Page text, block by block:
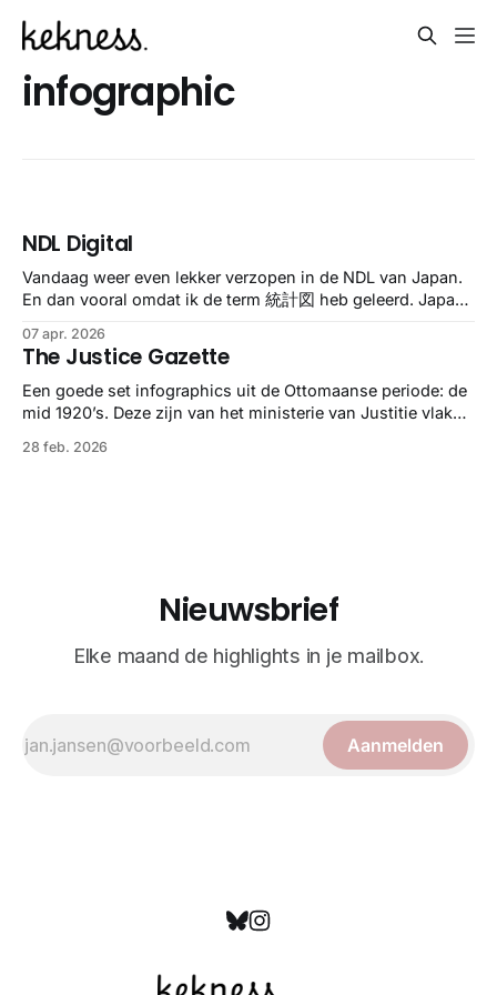
infographic
NDL Digital
Vandaag weer even lekker verzopen in de NDL van Japan.
En dan vooral omdat ik de term 統計図 heb geleerd. Japans
van. Veel uit de jaren 1920, dus de een nog mooier dan de
anders. Even kijken.
07 apr. 2026
The Justice Gazette
Een goede set infographics uit de Ottomaanse periode: de
mid 1920’s. Deze zijn van het ministerie van Justitie vlak
gaan, beats me, maar vrij prachtig.
28 feb. 2026
Nieuwsbrief
Elke maand de highlights in je mailbox.
Aanmelden